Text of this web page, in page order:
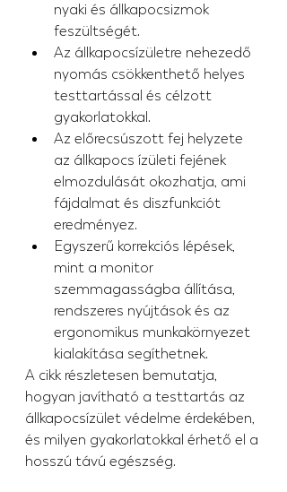
nyaki és állkapocsizmok
feszültségét.
Az állkapocsízületre nehezedő
nyomás csökkenthető helyes
testtartással és célzott
gyakorlatokkal.
Az előrecsúszott fej helyzete
az állkapocs ízületi fejének
elmozdulását okozhatja, ami
fájdalmat és diszfunkciót
eredményez.
Egyszerű korrekciós lépések,
mint a monitor
szemmagasságba állítása,
rendszeres nyújtások és az
ergonomikus munkakörnyezet
kialakítása segíthetnek.
A cikk részletesen bemutatja,
hogyan javítható a testtartás az
állkapocsízület védelme érdekében,
és milyen gyakorlatokkal érhető el a
hosszú távú egészség.